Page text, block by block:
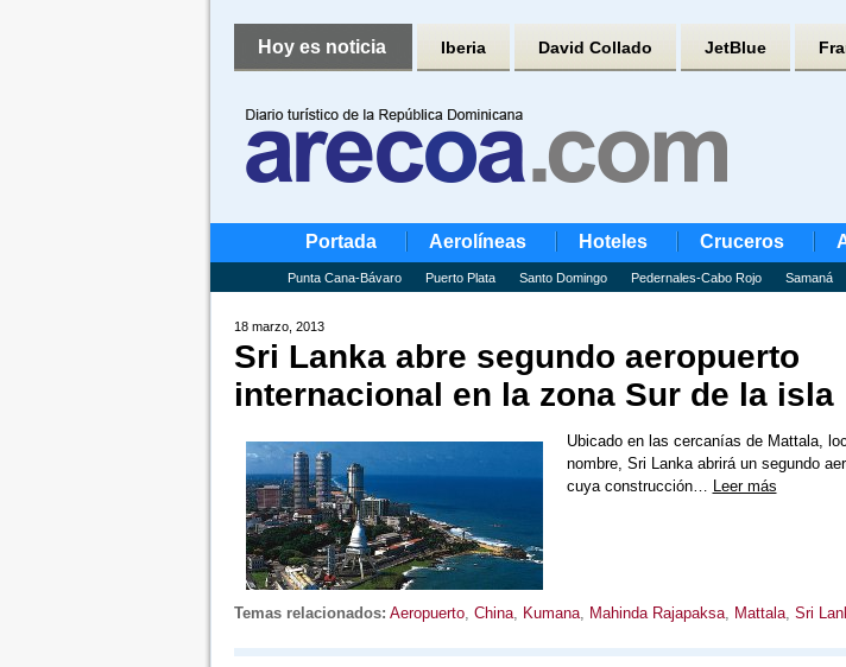
Hoy es noticia Iberia David Collado JetBlue
Portada Aerolíneas Hoteles Cruceros
Punta Cana-Bávaro Puerto Plata Santo Domingo Pedernales-Cabo Rojo Samaná
18 marzo, 2013
Sri Lanka abre segundo aeropuerto
internacional en la zona Sur de la isla
Ubicado en las cercanías de Mattala,
nombre, Sri Lanka abrirá un segundo
cuya construcción… Leer más
Temas relacionados: Aeropuerto, China, Kumana, Mahinda Rajapaksa, Mattala, Sri